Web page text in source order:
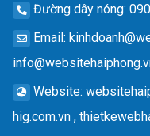
Đường dây nóng:
Email:
Website:
hig.com.vn ,